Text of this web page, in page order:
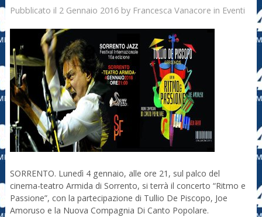
Pubblicato il 2 Gennaio 2016by Francesca Vanacore in Eventi
SORRENTO. Lunedì 4 gennaio, alle ore 21, sul palco del
cinema-teatro Armida di Sorrento, si terrà il concerto “Ritmo e
Passione”, con la partecipazione di Tullio De Piscopo, Joe
Amoruso e la Nuova Compagnia Di Canto Popolare.